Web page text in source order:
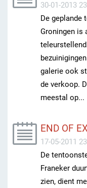
30-01-2013
De geplande
Groningen is
galerie ook
de verkoop.
meestal op...
END OF
17-05-2011
De
Franeker
zien, dient